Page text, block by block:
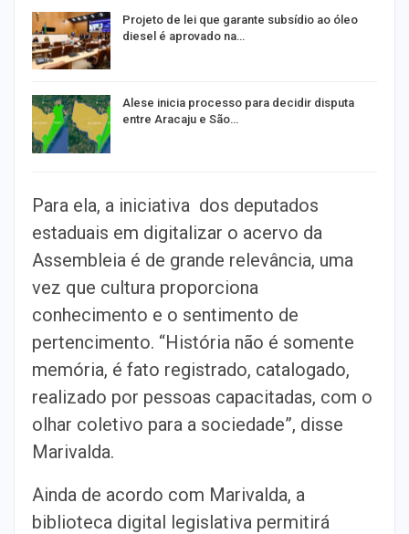
Projeto de lei que garante subsídio ao óleo
diesel é aprovado na…
Alese inicia processo para decidir disputa
entre Aracaju e São…
Para ela, a iniciativa dos deputados
estaduais em digitalizar o acervo da
Assembleia é de grande relevância, uma
vez que cultura proporciona
conhecimento e o sentimento de
pertencimento. “História não é somente
memória, é fato registrado, catalogado,
realizado por pessoas capacitadas, com o
olhar coletivo para a sociedade”, disse
Marivalda.
Ainda de acordo com Marivalda, a
biblioteca digital legislativa permitirá